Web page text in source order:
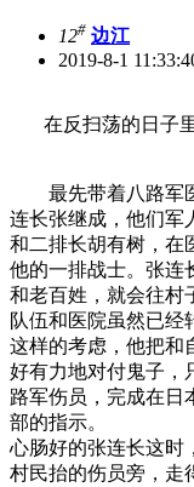
12# 边江
2019-8-1
在反扫荡的日子里
最先带着八路军医
连长张继成，他们军
和二排长胡有树，在
他的一排战士。张连
和老百姓，就会往村
队伍和医院虽然已经
这样的考虑，他把和
好有力地对付鬼子，
路军伤员，完成在日
部的指示。
心肠好的张连长这时
村民抬的伤员旁，走